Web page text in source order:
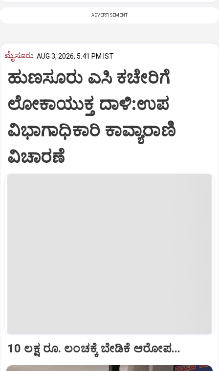
ADVERTISEMENT
ಮೈಸೂರು AUG 3, 2026, 5:41 PM IST
ಹುಣಸೂರು ಎಸಿ ಕಚೇರಿಗೆ
ಲೋಕಾಯುಕ್ತ ದಾಳಿ:ಉಪ
ವಿಭಾಗಾಧಿಕಾರಿ ಕಾವ್ಯಾರಾಣಿ
ವಿಚಾರಣೆ
10 ಲಕ್ಷ ರೂ. ಲಂಚಕ್ಕೆ ಬೇಡಿಕೆ ಆರೋಪ...